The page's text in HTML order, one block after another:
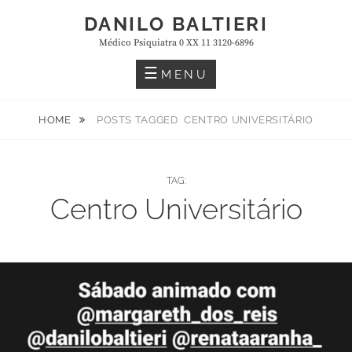
DANILO BALTIERI
Médico Psiquiatra 0 XX 11 3120-6896
MENU
HOME POSTS TAGGED CENTRO UNIVERSITÁRIO
TAG:
Centro Universitário